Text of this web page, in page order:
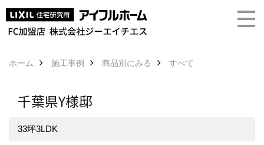
ホーム 施工事例 商品別にみる すべて
千葉県Y様邸
33坪3LDK